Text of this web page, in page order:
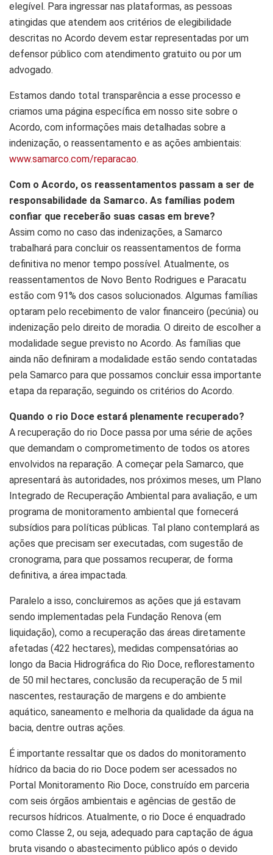
elegível. Para ingressar nas plataformas, as pessoas
atingidas que atendem aos critérios de elegibilidade
descritas no Acordo devem estar representadas por um
defensor público com atendimento gratuito ou por um
advogado.
Estamos dando total transparência a esse processo e
criamos uma página específica em nosso site sobre o
Acordo, com informações mais detalhadas sobre a
indenização, o reassentamento e as ações ambientais:
www.samarco.com/reparacao.
Com o Acordo, os reassentamentos passam a ser de
responsabilidade da Samarco. As famílias podem
confiar que receberão suas casas em breve?
Assim como no caso das indenizações, a Samarco
trabalhará para concluir os reassentamentos de forma
definitiva no menor tempo possível. Atualmente, os
reassentamentos de Novo Bento Rodrigues e Paracatu
estão com 91% dos casos solucionados. Algumas famílias
optaram pelo recebimento de valor financeiro (pecúnia) ou
indenização pelo direito de moradia. O direito de escolher a
modalidade segue previsto no Acordo. As famílias que
ainda não definiram a modalidade estão sendo contatadas
pela Samarco para que possamos concluir essa importante
etapa da reparação, seguindo os critérios do Acordo.
Quando o rio Doce estará plenamente recuperado?
A recuperação do rio Doce passa por uma série de ações
que demandam o comprometimento de todos os atores
envolvidos na reparação. A começar pela Samarco, que
apresentará às autoridades, nos próximos meses, um Plano
Integrado de Recuperação Ambiental para avaliação, e um
programa de monitoramento ambiental que fornecerá
subsídios para políticas públicas. Tal plano contemplará as
ações que precisam ser executadas, com sugestão de
cronograma, para que possamos recuperar, de forma
definitiva, a área impactada.
Paralelo a isso, concluiremos as ações que já estavam
sendo implementadas pela Fundação Renova (em
liquidação), como a recuperação das áreas diretamente
afetadas (422 hectares), medidas compensatórias ao
longo da Bacia Hidrográfica do Rio Doce, reflorestamento
de 50 mil hectares, conclusão da recuperação de 5 mil
nascentes, restauração de margens e do ambiente
aquático, saneamento e melhoria da qualidade da água na
bacia, dentre outras ações.
É importante ressaltar que os dados do monitoramento
hídrico da bacia do rio Doce podem ser acessados no
Portal Monitoramento Rio Doce, construído em parceria
com seis órgãos ambientais e agências de gestão de
recursos hídricos. Atualmente, o rio Doce é enquadrado
como Classe 2, ou seja, adequado para captação de água
bruta visando o abastecimento público após o devido